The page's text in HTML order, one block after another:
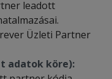
leadott
Üzleti Partner
adatok köre):